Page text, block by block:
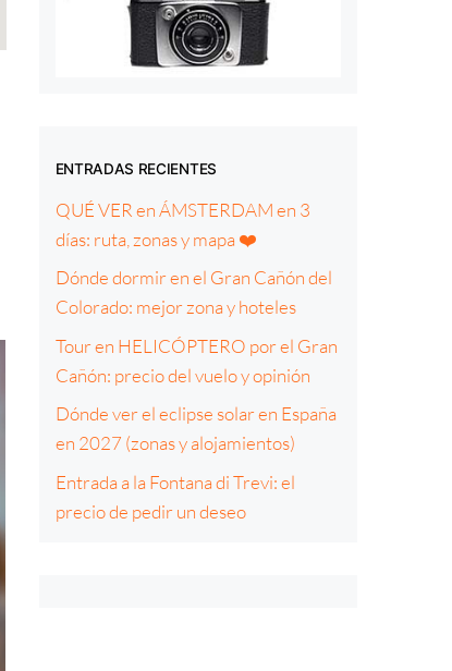
ENTRADAS RECIENTES
QUÉ VER en ÁMSTERDAM en 3
días: ruta, zonas y mapa ❤️
Dónde dormir en el Gran Cañón del
Colorado: mejor zona y hoteles
Tour en HELICÓPTERO por el Gran
Cañón: precio del vuelo y opinión
Dónde ver el eclipse solar en España
en 2027 (zonas y alojamientos)
Entrada a la Fontana di Trevi: el
precio de pedir un deseo